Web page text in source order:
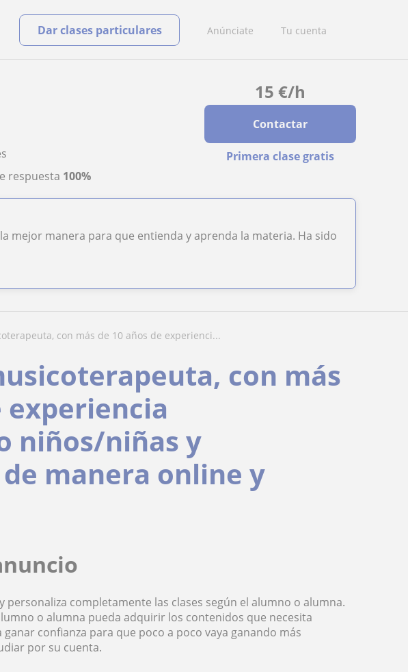
Anúnciate Tu cuenta
Dar clases particulares
15 €/h
Contactar
Primera clase gratis
respuesta 100%
mejor manera para que entienda y aprenda la materia. Ha sido
con más de 10 años de experienci...
con más
experiencia
niños/niñas y
manera online y
personaliza completamente las clases según el alumno o alumna.
o alumna pueda adquirir los contenidos que necesita
confianza para que poco a poco vaya ganando más
por su cuenta.